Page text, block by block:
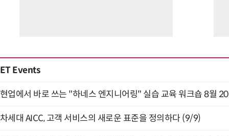
ET Events
현업에서 바로 쓰는 "하네스 엔지니어링" 실습 교육 워크숍 8월
차세대 AICC, 고객 서비스의 새로운 표준을 정의하다 (9/9)